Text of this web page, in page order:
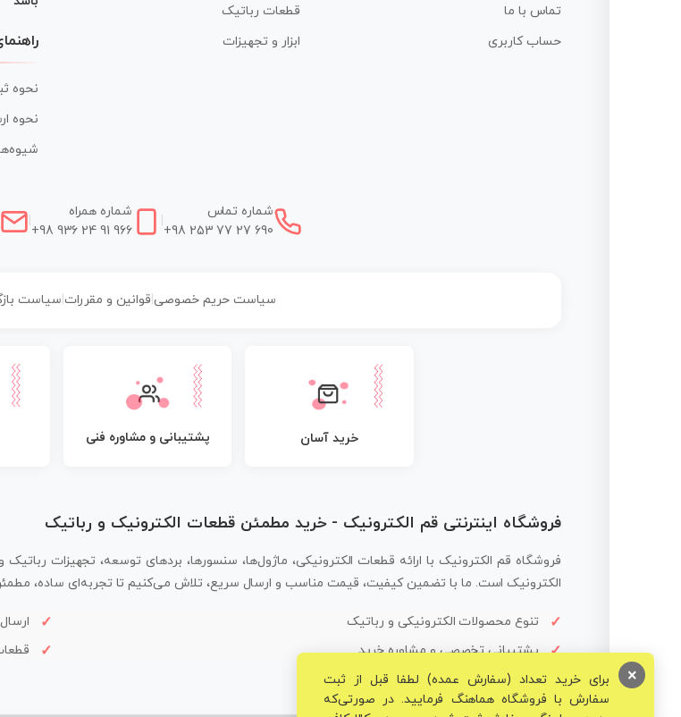
تماس با ما
حساب کاربری
قطعات رباتیک
ابزار و تجهیزات
نحوه
نحوه
شماره تماس
+98 253 77 27 690
شماره همراه
+98 936 24 91 966
سیاست حریم خصوصی| قوانین و مقررات سیاست
خرید آسان پشتیبانی و مشاوره فنی
فروشگاه اینترنتی قم الکترونیک - خرید مطمئن قطعات الکترونیک و رباتیک
فروشگاه قم الکترونیک با ارائه قطعات الکترونیکی، ماژول‌ها، سنسورها، بردهای توسعه، تجهیزات
الکترونیک است. ما با تضمین کیفیت، قیمت مناسب و ارسال سریع، تلاش می‌کنیم تا تجربه‌ای ساده،
تنوع محصولات الکترونیکی و رباتیک
پشتیبانی تخصصی و مشاوره خرید
برای خرید تعداد (سفارش عمده) لطفا قبل از ثبت
سفارش با فروشگاه هماهنگ فرمایید. در صورتی‌که
×